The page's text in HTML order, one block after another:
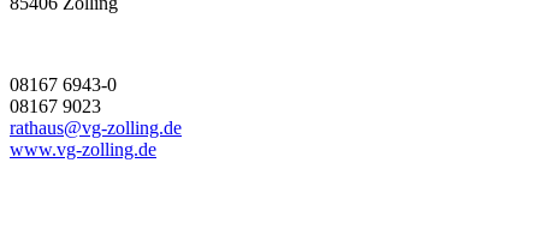
08167 6943-0
08167 9023
rathaus@vg-zolling.de
www.vg-zolling.de